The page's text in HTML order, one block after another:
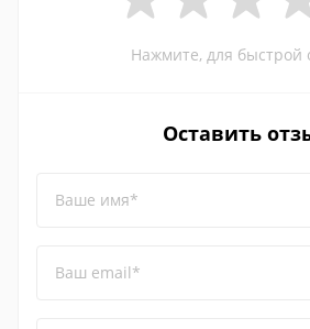
Нажмите, для быстрой
Оставить
Ваше имя*
Ваш email*